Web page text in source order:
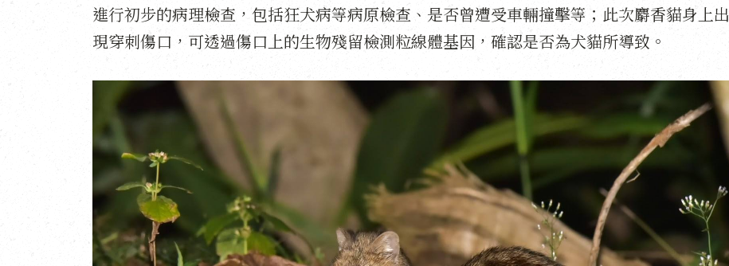
進行初步的病理檢查，包括狂犬病等病原檢查、是否曾遭受車輛撞擊等；此次麝香貓身上出
現穿刺傷口，可透過傷口上的生物殘留檢測粒線體基因，確認是否為犬貓所導致。